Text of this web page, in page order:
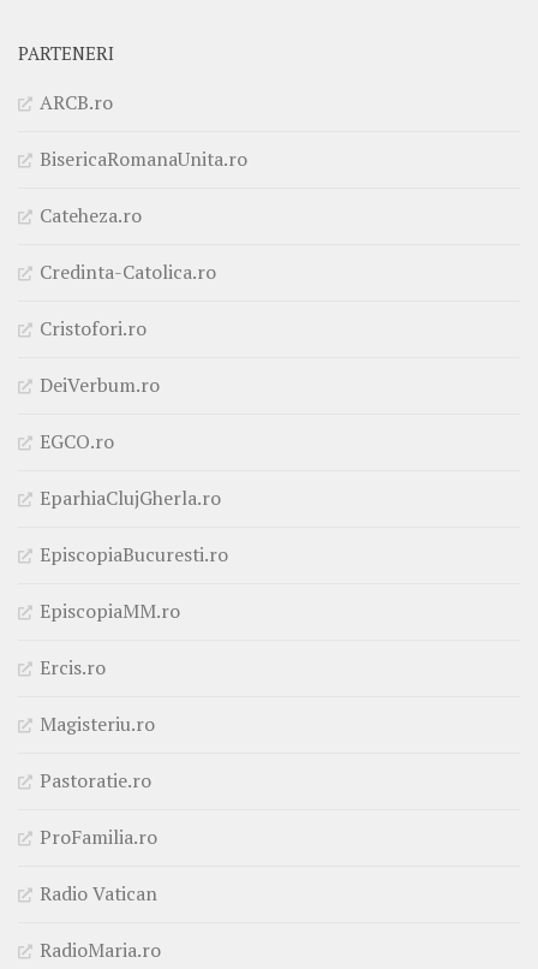
PARTENERI
ARCB.ro
BisericaRomanaUnita.ro
Cateheza.ro
Credinta-Catolica.ro
Cristofori.ro
DeiVerbum.ro
EGCO.ro
EparhiaClujGherla.ro
EpiscopiaBucuresti.ro
EpiscopiaMM.ro
Ercis.ro
Magisteriu.ro
Pastoratie.ro
ProFamilia.ro
Radio Vatican
RadioMaria.ro